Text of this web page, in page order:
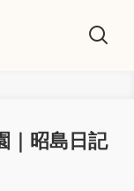
｜昭島日記